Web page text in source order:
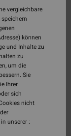
vergleichbare
können
und Inhalte zu
zu
um die
Sie
Ihrer
sich
nicht
unserer :